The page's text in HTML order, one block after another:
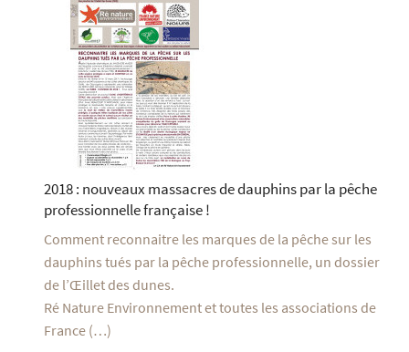
2018 : nouveaux massacres de dauphins par la pêche
professionnelle française !
Comment reconnaitre les marques de la pêche sur les
dauphins tués par la pêche professionnelle, un dossier
de l’Œillet des dunes.
Ré Nature Environnement et toutes les associations de
France (…)